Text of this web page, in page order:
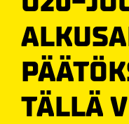
TÄLLÄ